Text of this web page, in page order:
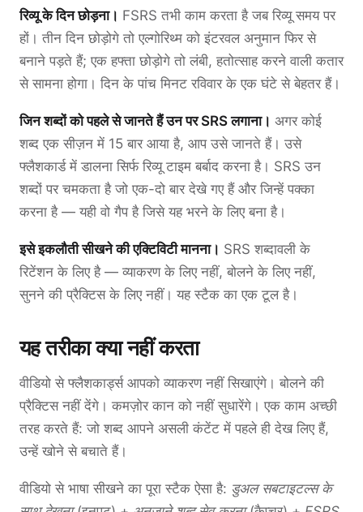
रिव्यू के दिन छोड़ना। FSRS तभी काम करता है जब रिव्यू समय पर
हों। तीन दिन छोड़ोगे तो एल्गोरिथ्म को इंटरवल अनुमान फिर से
बनाने पड़ते हैं; एक हफ्ता छोड़ोगे तो लंबी, हतोत्साह करने वाली कतार
से सामना होगा। दिन के पांच मिनट रविवार के एक घंटे से बेहतर हैं।
जिन शब्दों को पहले से जानते हैं उन पर SRS लगाना। अगर कोई
शब्द एक सीज़न में 15 बार आया है, आप उसे जानते हैं। उसे
फ्लैशकार्ड में डालना सिर्फ रिव्यू टाइम बर्बाद करना है। SRS उन
शब्दों पर चमकता है जो एक-दो बार देखे गए हैं और जिन्हें पक्का
करना है — यही वो गैप है जिसे यह भरने के लिए बना है।
इसे इकलौती सीखने की एक्टिविटी मानना। SRS शब्दावली के
रिटेंशन के लिए है — व्याकरण के लिए नहीं, बोलने के लिए नहीं,
सुनने की प्रैक्टिस के लिए नहीं। यह स्टैक का एक टूल है।
यह तरीका क्या नहीं करता
वीडियो से फ्लैशकार्ड्स आपको व्याकरण नहीं सिखाएंगे। बोलने की
प्रैक्टिस नहीं देंगे। कमज़ोर कान को नहीं सुधारेंगे। एक काम अच्छी
तरह करते हैं: जो शब्द आपने असली कंटेंट में पहले ही देख लिए हैं,
उन्हें खोने से बचाते हैं।
वीडियो से भाषा सीखने का पूरा स्टैक ऐसा है: डुअल सबटाइटल्स के